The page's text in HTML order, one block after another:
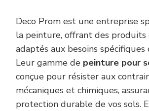
Deco Prom est une entreprise
la peinture, offrant des
adaptés aux besoins spécifiques
Leur gamme de peinture pour
conçue pour résister aux
mécaniques et chimiques,
protection durable de vos sols.